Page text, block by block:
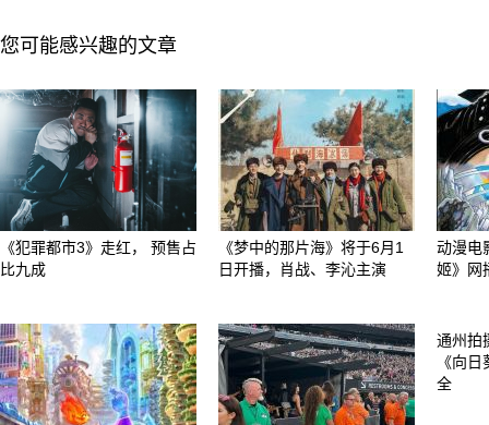
您可能感兴趣的文章
《犯罪都市3》走红， 预售占
比九成
《梦中的那片海》将于6月1
日开播，肖战、李沁主演
动漫电
姬》网
通州拍
《向
全